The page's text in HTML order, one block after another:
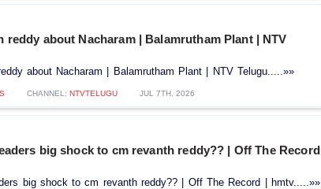
reddy about Nacharam | Balamrutham Plant | NTV
about Nacharam | Balamrutham Plant | NTV Telugu.....»»
CHANNEL: NTVTELUGU JUL 7TH, 2026
big shock to cm revanth reddy?? | Off The Record
big shock to cm revanth reddy?? | Off The Record | hmtv.....»»